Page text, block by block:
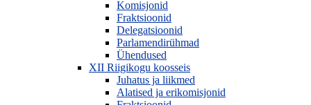
Komisjonid
Fraktsioonid
Delegatsioonid
Parlamendirühmad
Ühendused
XII Riigikogu koosseis
Juhatus ja liikmed
Alatised ja erikomisjonid